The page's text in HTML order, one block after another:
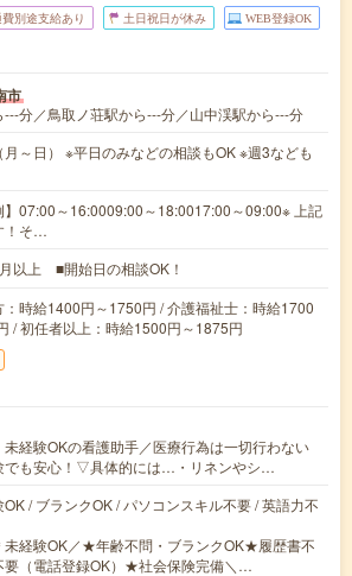
費別途支給あり 土日祝日が休み WEB登録OK
市
---分／鳥取ノ荘駅から---分／山中渓駅から---分
月～日） ※平日のみなどの相談もOK ※週3なども
】07:00～16:0009:00～18:0017:00～09:00※ 上記
！そ…
以上 ■開始日の相談OK！
：時給1400円～1750円 / 介護福祉士：時給1700
/ 初任者以上：時給1500円～1875円
未経験OKの看護助手／医療行為は一切行わない
でも安心！▽具体的には…・リネンやシ…
/ ブランクOK / パソコンスキル不要 / 英語力不
未経験OK／★年齢不問・ブランクOK★履歴書不
要（電話登録OK）★社会保険完備＼…